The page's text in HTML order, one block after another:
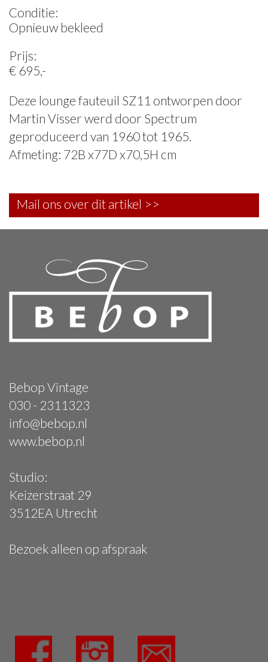
Conditie:
Opnieuw bekleed
Prijs:
€ 695,-
Deze lounge fauteuil SZ11 ontworpen door
Martin Visser werd door Spectrum
geproduceerd van 1960 tot 1965.
Afmeting: 72B x77D x70,5H cm
Mail ons over dit artikel >>
Bebop Vintage
030 - 2311323
info@bebop.nl
www.bebop.nl
Studio:
Keizerstraat 29
3512EA Utrecht
Bezoek alleen op afspraak